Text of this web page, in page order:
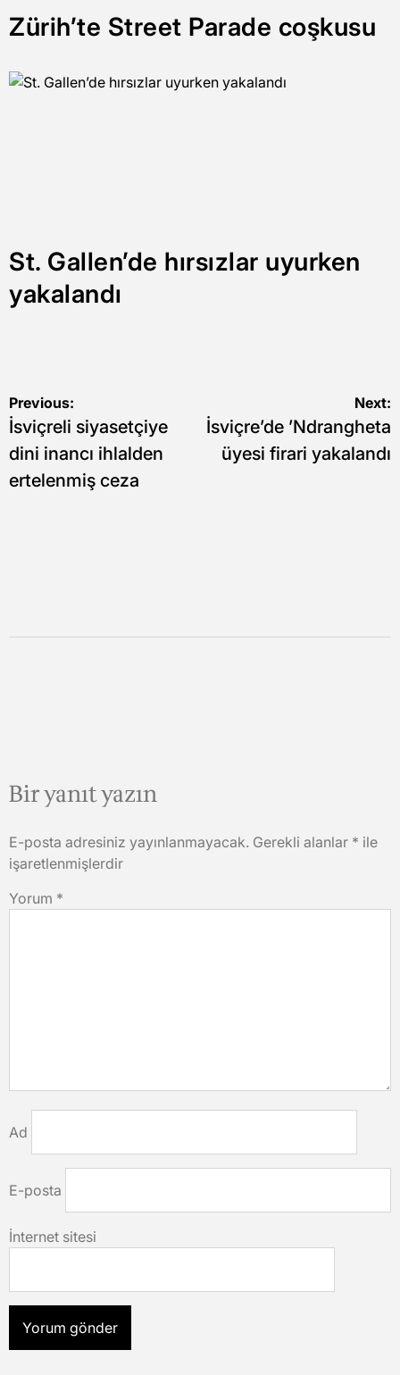
Zürih’te Street Parade coşkusu
St. Gallen’de hırsızlar uyurken
yakalandı
Yazı
gezinmesi
Previous:
İsviçreli siyasetçiye
dini inancı ihlalden
ertelenmiş ceza
Next:
İsviçre’de ’Ndrangheta
üyesi firari yakalandı
Bir yanıt yazın
E-posta adresiniz yayınlanmayacak. Gerekli alanlar * ile
işaretlenmişlerdir
Yorum *
Ad
E-posta
İnternet sitesi